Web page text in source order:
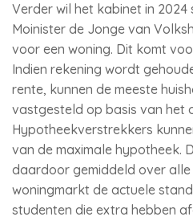
Verder wil het kabinet in 2024
Moinister de Jonge van
voor een woning. Dit komt
Indien rekening wordt
rente, kunnen de meeste
vastgesteld op basis van het
Hypotheekverstrekkers
van de maximale hypotheek.
daardoor gemiddeld over alle
woningmarkt de actuele
studenten die extra hebben